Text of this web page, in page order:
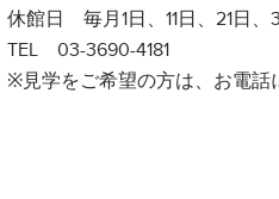
休館日 毎月1日、11日、21日、
TEL 03-3690-4181
​※見学をご希望の方は、お電話